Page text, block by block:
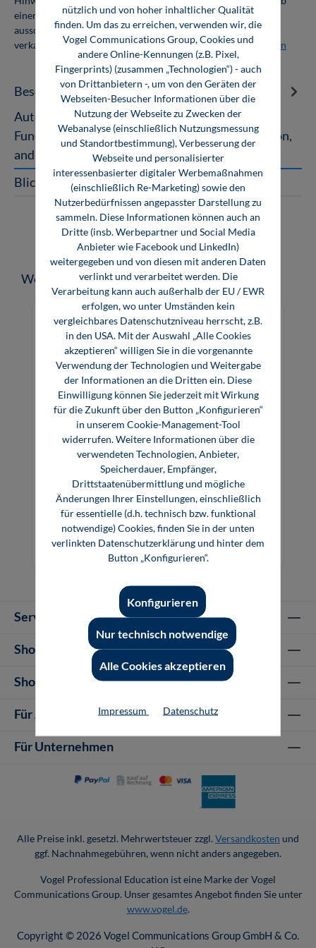
einer Abnahmemenge von 10 Exemplaren. Die Bücher dürfen
ausschließlich für den Eigenbedarf genutzt und nicht weiter
verkauft werden. Weitere Informationen unterFirmenlizenzen
Beschreibung
Automotive Vibration Control Technology
Fundamentals, Material, Construction, Simulation,
and Applications This book discuss…Mehr
Blick ins Buch
Produktgalerie überspringen
Weitere Medien zum Thema
Schwingungstechnik im Automobil (E-
Book)
39,99 €*
Service-Hotline
Shop Informationen
Shop-Service
Für Autor-/innen
Für Unternehmen
Alle Preise inkl. gesetzl. Mehrwertsteuer zzgl. Versandkosten und
ggf. Nachnahmegebühren, wenn nicht anders angegeben.
Vogel Professional Education ist eine Marke der Vogel
Communications Group. Unser gesamtes Angebot finden Sie unter
www.vogel.de.
Copyright © 2026 Vogel Communications Group GmbH & Co.
nützlich und von hoher inhaltlicher Qualität
finden. Um das zu erreichen, verwenden wir, die
Vogel Communications Group, Cookies und
andere Online-Kennungen (z.B. Pixel,
Fingerprints) (zusammen „Technologien“) - auch
von Drittanbietern -, um von den Geräten der
Webseiten-Besucher Informationen über die
Nutzung der Webseite zu Zwecken der
Webanalyse (einschließlich Nutzungsmessung
und Standortbestimmung), Verbesserung der
Webseite und personalisierter
interessenbasierter digitaler Werbemaßnahmen
(einschließlich Re-Marketing) sowie den
Nutzerbedürfnissen angepasster Darstellung zu
sammeln. Diese Informationen können auch an
Dritte (insb. Werbepartner und Social Media
Anbieter wie Facebook und LinkedIn)
weitergegeben und von diesen mit anderen Daten
verlinkt und verarbeitet werden. Die
Verarbeitung kann auch außerhalb der EU / EWR
erfolgen, wo unter Umständen kein
vergleichbares Datenschutzniveau herrscht, z.B.
in den USA. Mit der Auswahl „Alle Cookies
akzeptieren“ willigen Sie in die vorgenannte
Verwendung der Technologien und Weitergabe
der Informationen an die Dritten ein. Diese
Einwilligung können Sie jederzeit mit Wirkung
für die Zukunft über den Button „Konfigurieren“
in unserem Cookie-Management-Tool
widerrufen. Weitere Informationen über die
verwendeten Technologien, Anbieter,
Speicherdauer, Empfänger,
Drittstaatenübermittlung und mögliche
Änderungen Ihrer Einstellungen, einschließlich
für essentielle (d.h. technisch bzw. funktional
notwendige) Cookies, finden Sie in der unten
verlinkten Datenschutzerklärung und hinter dem
Button „Konfigurieren“.
Nur technisch notwendige
Konfigurieren
Alle Cookies akzeptieren
Impressum Datenschutz